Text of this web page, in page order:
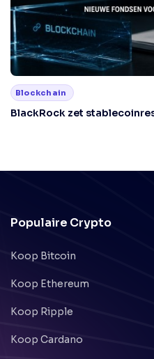
Blockchain
BlackRock zet
Populaire Crypto
Koop Bitcoin
Koop Ethereum
Koop Ripple
Koop Cardano